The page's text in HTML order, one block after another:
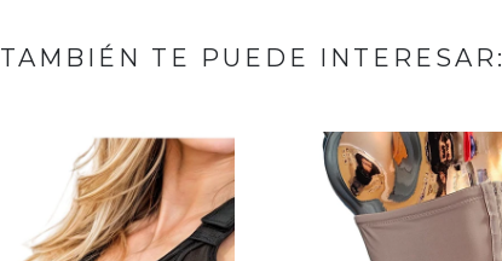
TAMBIÉN TE PUEDE INTERESAR: